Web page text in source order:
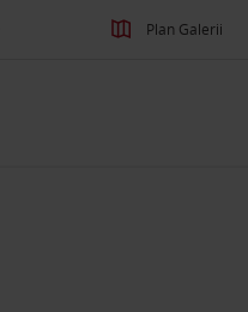
Plan Galerii